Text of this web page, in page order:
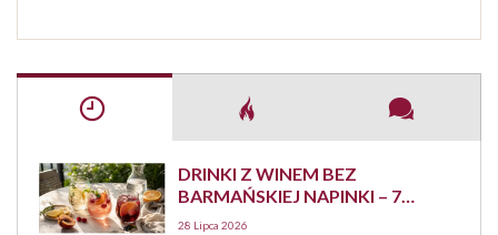
DRINKI Z WINEM BEZ
BARMAŃSKIEJ NAPINKI – 7
PROSTYCH PRZEPISÓW
28 Lipca 2026